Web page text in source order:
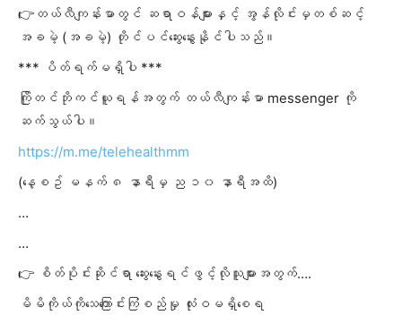
👉တယ်လီကျန်းမာတွင် ဆရာဝန်များနှင့် အွန်လိုင်းမှတစ်ဆင့်
အခမဲ့ (အခမဲ့) တိုင်ပင်ဆွေးနွေးနိုင်ပါသည်။
*** ပိတ်ရက်မရှိပါ ***
ကြိုတင်ဘိုကင်ယူရန်အတွက် တယ်လီကျန်းမာ messenger ကို
ဆက်သွယ်ပါ။
https://m.me/telehealthmm
(နေ့စဥ် မနက် ၈ နာရီမှ ည ၁၀ နာရီအထိ)
…
…
👉 စိတ်ပိုင်းဆိုင်ရာ ဆွေးနွေးရင်ဖွင့်လိုသူများအတွက်….
မိမိကိုယ်ကိုသေကြောင်းကြံစည်မှု လုံးဝမရှိစေရ